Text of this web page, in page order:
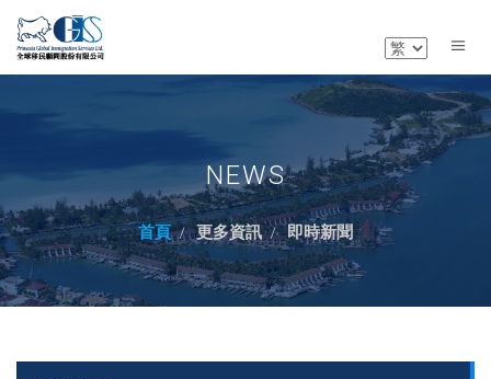
NEWS
首頁 更多資訊 即時新聞